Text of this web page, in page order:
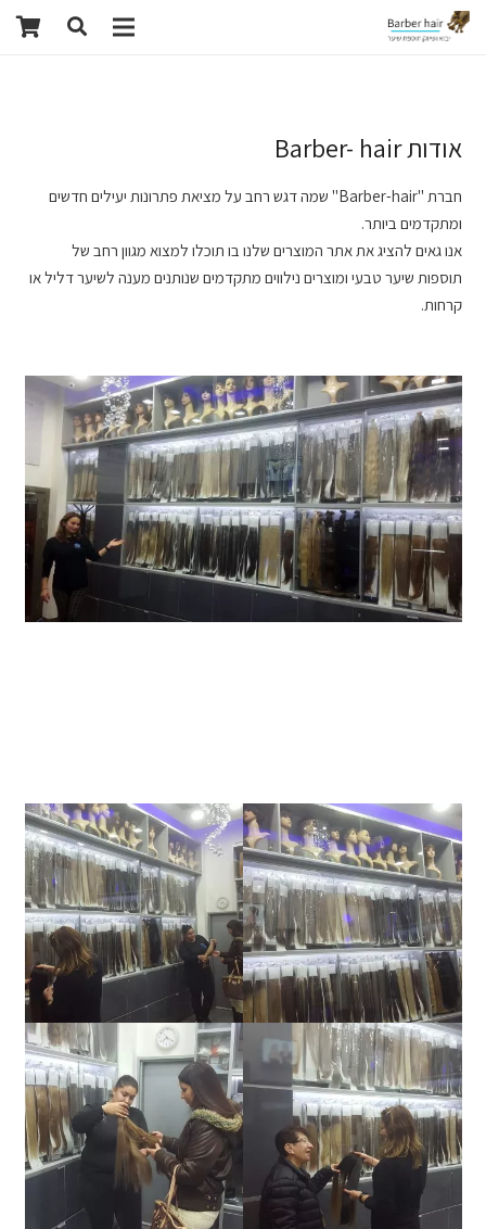
אודות Barber- hair
חברת "Barber-hair" שמה דגש רחב על מציאת פתרונות יעילים חדשים
ומתקדמים ביותר.
אנו גאים להציג את אתר המוצרים שלנו בו תוכלו למצוא מגוון רחב של
תוספות שיער טבעי ומוצרים נילווים מתקדמים שנותנים מענה לשיער דליל או
קרחות.